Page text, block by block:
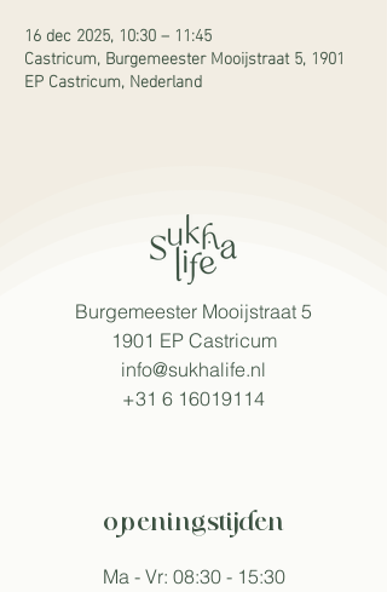
16 dec 2025, 10:30 – 11:45
Castricum, Burgemeester Mooijstraat 5, 1901
EP Castricum, Nederland
Burgemeester Mooijstraat 5
1901 EP Castricum​
info@sukhalife.nl
+31 6 16019114
openingstijden
Ma - Vr: 08:30 - 15:30